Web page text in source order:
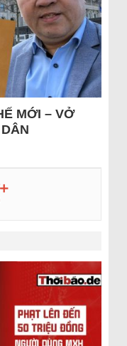
MỚI – VỞ